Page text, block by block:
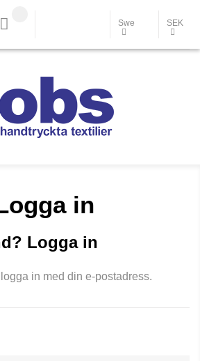
Swe SEK
in
Logga in
in med din e-postadress.